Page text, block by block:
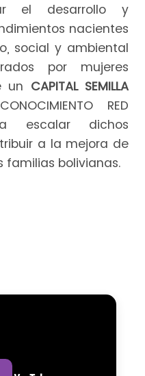
el desarrollo y
nacientes
social y ambiental
por mujeres
un CAPITAL SEMILLA
RED
escalar dichos
a la mejora de
familias bolivianas.